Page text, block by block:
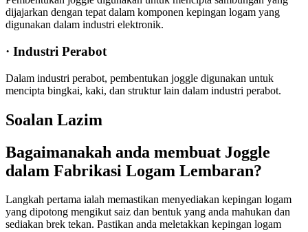
dijajarkan dengan tepat dalam komponen kepingan logam yang
digunakan dalam industri elektronik.
· Industri Perabot
Dalam industri perabot, pembentukan joggle digunakan untuk
mencipta bingkai, kaki, dan struktur lain dalam industri perabot.
Soalan Lazim
Bagaimanakah anda membuat Joggle
dalam Fabrikasi Logam Lembaran?
Langkah pertama ialah memastikan menyediakan kepingan logam
yang dipotong mengikut saiz dan bentuk yang anda mahukan dan
sediakan brek tekan. Pastikan anda meletakkan kepingan logam